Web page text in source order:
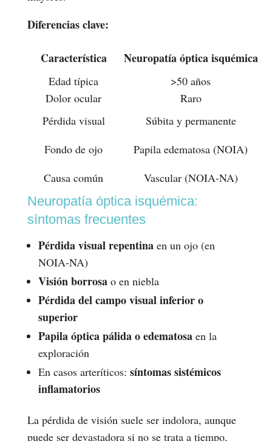
Diferencias clave:
Característica Neuropatía óptica isquémica
Edad típica
>50 años
Dolor ocular
Raro
Pérdida visual
Súbita y permanente
Fondo de ojo
Papila edematosa (NOIA)
Causa común
Vascular (NOIA-NA)
Neuropatía óptica isquémica:
síntomas frecuentes
Pérdida visual repentinaen un ojo (en
NOIA-NA)
Visión borrosao en niebla
Pérdida del campo visual inferior o
superior
Papila óptica pálida o edematosaen la
exploración
En casos arteríticos: síntomas sistémicos
inflamatorios
La pérdida de visión suele ser indolora, aunque
puede ser devastadora si no se trata a tiempo,